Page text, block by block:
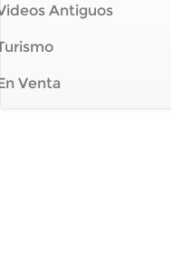
Antiguos
Venta